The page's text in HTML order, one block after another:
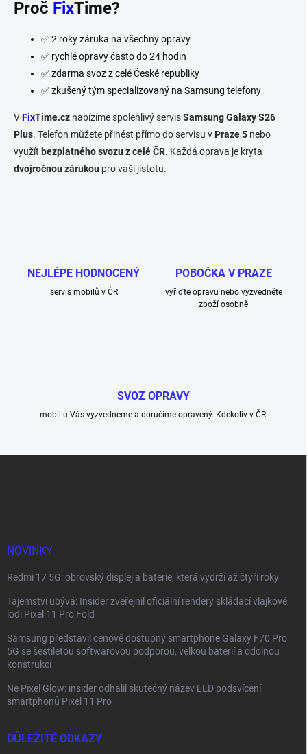
Proč FixTime?
✅ 2 roky záruka na všechny opravy
✅ rychlé opravy často do 24 hodin
✅ zdarma svoz z celé České republiky
✅ zkušený tým specializovaný na Samsung telefony
VFixTime.cz nabízíme spolehlivý servisSamsung Galaxy S26
Plus. Telefon můžete přinést přímo do servisu vPraze 5 nebo
využít bezplatného svozu z celé ČR. Každá oprava je kryta
dvojročnou zárukou pro vaši jistotu.
NEJLÉPE HODNOCENÝ
servis mobilů v ČR
POBOČKA V PRAZE
vyřiďte opravu nebo vyzvedněte
zboží osobně
SVOZ OPRAVY
mobil u Vás vyzvedneme a doručíme opravený. Kdekoliv v ČR.
NOVINKY
Redmi 17 5G: obrovský displej a baterie, která vydrží až čtyři roky
Tajemství ubývá: Insider zveřejnil oficiální rendery skládací vlajkové
lodi Pixel 11 Pro Fold
Samsung představil cenově dostupný smartphone Galaxy F70 Pro
5G se šestiletou softwarovou podporou, velkou baterií a odolnou
konstrukcí
Ne Pixel Glow: insider odhalil skutečný název LED podsvícení
smartphonů Pixel 11 Pro
DŮLEŽITÉ ODKAZY